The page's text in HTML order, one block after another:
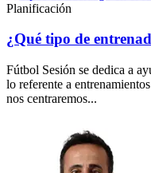
Planificación
¿Qué tipo de
Fútbol Sesión se dedica a
lo referente a
nos centraremos...